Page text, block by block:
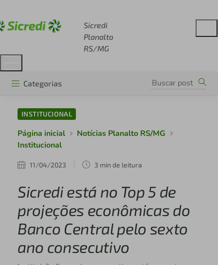
Sicredi
Planalto
RS/MG
Categorias
INSTITUCIONAL
Página inicial
Notícias Planalto RS/MG
Institucional
11/04/2023 3 min de leitura
Sicredi está no Top 5 de
projeções econômicas do
Banco Central pelo sexto
ano consecutivo